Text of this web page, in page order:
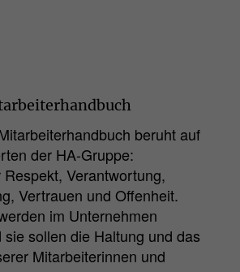
beruht auf
der HA-Gruppe:
Verantwortung,
Vertrauen und Offenheit.
im Unternehmen
sollen die Haltung und das
Mitarbeiterinnen und